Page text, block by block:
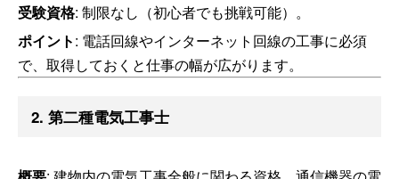
受験資格: 制限なし（初心者でも挑戦可能）。
ポイント: 電話回線やインターネット回線の工事に必須
で、取得しておくと仕事の幅が広がります。
2. 第二種電気工事士